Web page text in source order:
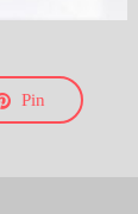
Pin